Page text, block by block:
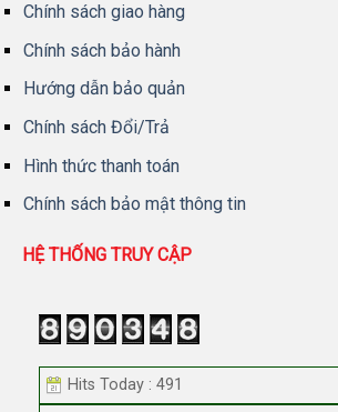
Chính sách giao hàng
Chính sách bảo hành
Hướng dẫn bảo quản
Chính sách Đổi/Trả
Hình thức thanh toán
Chính sách bảo mật thông tin
HỆ THỐNG TRUY CẬP
Hits Today : 491